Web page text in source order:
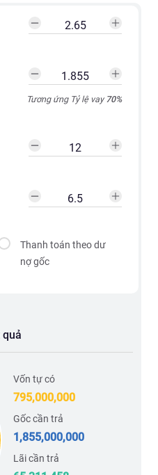
Tương ứng Tỷ lệ vay70%
Thanh toán theo dư
nợ gốc
quả
Vốn tự có
795,000,000
Gốc cần trả
1,855,000,000
Lãi cần trả